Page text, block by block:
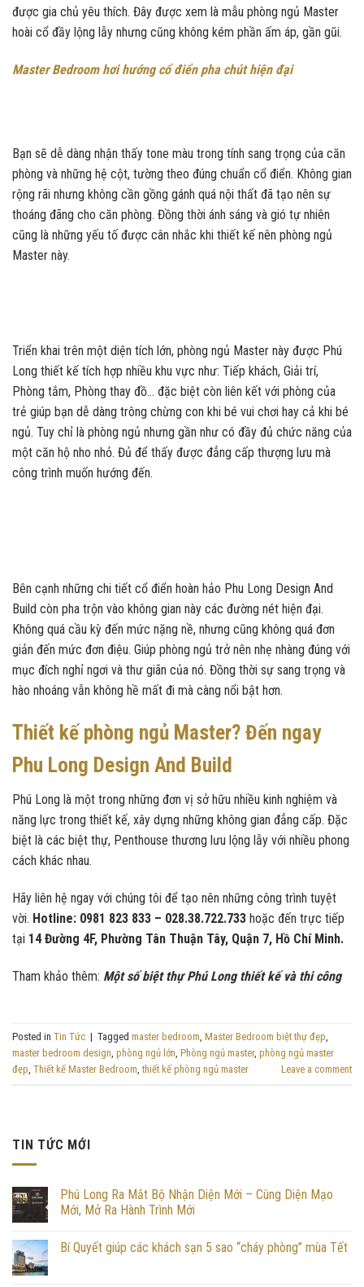
được gia chủ yêu thích. Đây được xem là mẫu phòng ngủ Master
hoài cổ đầy lộng lẫy nhưng cũng không kém phần ấm áp, gần gũi.
Master Bedroom hơi hướng cổ điển pha chút hiện đại
Bạn sẽ dễ dàng nhận thấy tone màu trong tính sang trọng của căn
phòng và những hệ cột, tường theo đúng chuẩn cổ điển. Không gian
rộng rãi nhưng không cần gồng gánh quá nội thất đã tạo nên sự
thoáng đãng cho căn phòng. Đồng thời ánh sáng và gió tự nhiên
cũng là những yếu tố được cân nhắc khi thiết kế nên phòng ngủ
Master này.
Triển khai trên một diện tích lớn, phòng ngủ Master này được Phú
Long thiết kế tích hợp nhiều khu vực như: Tiếp khách, Giải trí,
Phòng tắm, Phòng thay đồ… đặc biệt còn liên kết với phòng của
trẻ giúp bạn dễ dàng trông chừng con khi bé vui chơi hay cả khi bé
ngủ. Tuy chỉ là phòng ngủ nhưng gần như có đầy đủ chức năng của
một căn hộ nho nhỏ. Đủ để thấy được đẳng cấp thượng lưu mà
công trình muốn hướng đến.
Bên cạnh những chi tiết cổ điển hoàn hảo Phu Long Design And
Build còn pha trộn vào không gian này các đường nét hiện đại.
Không quá cầu kỳ đến mức nặng nề, nhưng cũng không quá đơn
giản đến mức đơn điệu. Giúp phòng ngủ trở nên nhẹ nhàng đúng với
mục đích nghỉ ngơi và thư giãn của nó. Đồng thời sự sang trọng và
hào nhoáng vẫn không hề mất đi mà càng nổi bật hơn.
Thiết kế phòng ngủ Master? Đến ngay
Phu Long Design And Build
Phú Long là một trong những đơn vị sở hữu nhiều kinh nghiệm và
năng lực trong thiết kế, xây dựng những không gian đẳng cấp. Đặc
biệt là các biệt thự, Penthouse thương lưu lộng lẫy với nhiều phong
cách khác nhau.
Hãy liên hệ ngay với chúng tôi để tạo nên những công trình tuyệt
vời. Hotline: 0981 823 833 – 028.38.722.733 hoặc đến trực tiếp
tại 14 Đường 4F, Phường Tân Thuận Tây, Quận 7, Hồ Chí Minh.
Tham khảo thêm: Một số biệt thự Phú Long thiết kế và thi công
Posted in Tin Tức | Tagged master bedroom, Master Bedroom biệt thự đẹp,
master bedroom design, phòng ngủ lớn, Phòng ngủ master, phòng ngủ master
đẹp, Thiết kế Master Bedroom,thiết kế phòng ngủ master Leave a comment
TIN TỨC MỚI
Phú Long Ra Mắt Bộ Nhận Diện Mới – Cùng Diện Mạo
Mới, Mở Ra Hành Trình Mới
Bí Quyết giúp các khách sạn 5 sao “cháy phòng” mùa Tết